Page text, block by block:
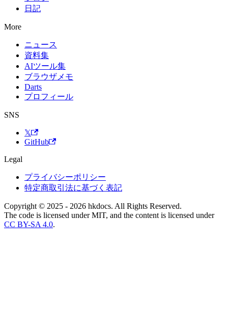
日記
More
ニュース
資料集
AIツール集
ブラウザメモ
Darts
プロフィール
SNS
𝕏
GitHub
Legal
プライバシーポリシー
特定商取引法に基づく表記
Copyright © 2025 - 2026 hkdocs. All Rights Reserved.
The code is licensed under MIT, and the content is licensed under
CC BY-SA 4.0.